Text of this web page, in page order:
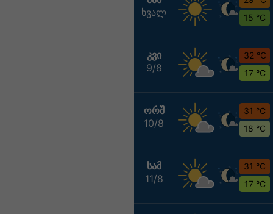
ხვალ
15 °C
ᲙᲕᲘ
9/8
32 °C
17 °C
ᲝᲠᲨ
10/8
31 °C
18 °C
ᲡᲐᲛ
11/8
31 °C
17 °C